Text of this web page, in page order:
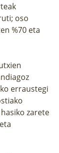
oso
%70 eta
erraustegi
zarete